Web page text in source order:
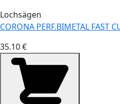
Lochsägen
CORONA PERF.BIMETAL FAST
35.10 €